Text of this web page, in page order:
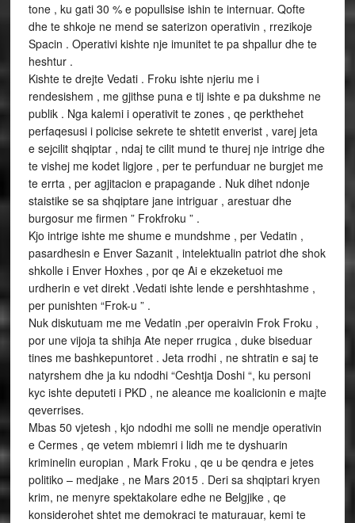
tone , ku gati 30 % e popullsise ishin te internuar. Qofte
dhe te shkoje ne mend se saterizon operativin , rrezikoje
Spacin . Operativi kishte nje imunitet te pa shpallur dhe te
heshtur .
Kishte te drejte Vedati . Froku ishte njeriu me i
rendesishem , me gjithse puna e tij ishte e pa dukshme ne
publik . Nga kalemi i operativit te zones , qe perkthehet
perfaqesusi i policise sekrete te shtetit enverist , varej jeta
e sejcilit shqiptar , ndaj te cilit mund te thurej nje intrige dhe
te vishej me kodet ligjore , per te perfunduar ne burgjet me
te errta , per agjitacion e prapagande . Nuk dihet ndonje
staistike se sa shqiptare jane intriguar , arestuar dhe
burgosur me firmen ” Frokfroku ” .
Kjo intrige ishte me shume e mundshme , per Vedatin ,
pasardhesin e Enver Sazanit , intelektualin patriot dhe shok
shkolle i Enver Hoxhes , por qe Ai e ekzeketuoi me
urdherin e vet direkt .Vedati ishte lende e pershhtashme ,
per punishten “Frok-u ” .
Nuk diskutuam me me Vedatin ,per operaivin Frok Froku ,
por une vijoja ta shihja Ate neper rrugica , duke biseduar
tines me bashkepuntoret . Jeta rrodhi , ne shtratin e saj te
natyrshem dhe ja ku ndodhi “Ceshtja Doshi “, ku personi
kyc ishte deputeti i PKD , ne aleance me koalicionin e majte
qeverrises.
Mbas 50 vjetesh , kjo ndodhi me solli ne mendje operativin
e Cermes , qe vetem mbiemri i lidh me te dyshuarin
kriminelin europian , Mark Froku , qe u be qendra e jetes
politiko – medjake , ne Mars 2015 . Deri sa shqiptari kryen
krim, ne menyre spektakolare edhe ne Belgjike , qe
konsiderohet shtet me demokraci te maturauar, kemi te